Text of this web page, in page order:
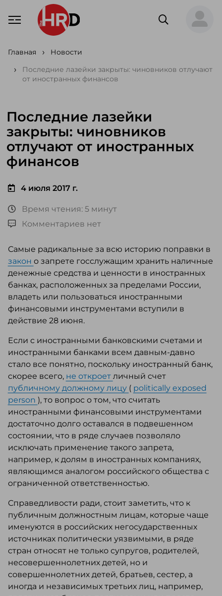
Главная
Новости
Последние лазейки закрыты: чиновников отлучают
от иностранных финансов
Последние лазейки
закрыты: чиновников
отлучают от иностранных
финансов
4 июля 2017 г.
Время чтения: 5 минут
Комментариев нет
Самые радикальные за всю историю поправки в
закон о запрете госслужащим хранить наличные
денежные средства и ценности в иностранных
банках, расположенных за пределами России,
владеть или пользоваться иностранными
финансовыми инструментами вступили в
действие 28 июня.
Если с иностранными банковскими счетами и
иностранными банками всем давным-давно
стало все понятно, поскольку иностранный банк,
скорее всего, не откроет личный счет
публичному должному лицу ( politically exposed
person ), то вопрос о том, что считать
иностранными финансовыми инструментами
достаточно долго оставался в подвешенном
состоянии, что в ряде случаев позволяло
исключать применение такого запрета,
например, к долям в иностранных компаниях,
являющимся аналогом российского общества с
ограниченной ответственностью.
Справедливости ради, стоит заметить, что к
публичным должностным лицам, которые чаще
именуются в российских негосударственных
источниках политически уязвимыми, в ряде
стран относят не только супругов, родителей,
несовершеннолетних детей, но и
совершеннолетних детей, братьев, сестер, а
иногда и независимых третьих лиц, например,